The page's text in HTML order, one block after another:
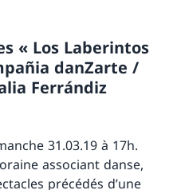
« Los Laberintos
danZarte /
Ferrándiz
31.03.19 à 17h.
associant danse,
précédés d’une